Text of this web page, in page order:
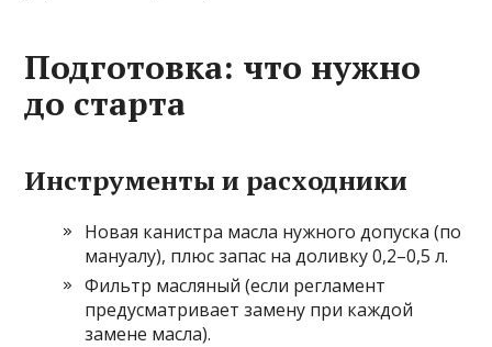
Подготовка: что нужно
до старта
Инструменты и расходники
Новая канистра масла нужного допуска (по
мануалу), плюс запас на доливку 0,2–0,5 л.
Фильтр масляный (если регламент
предусматривает замену при каждой
замене масла).